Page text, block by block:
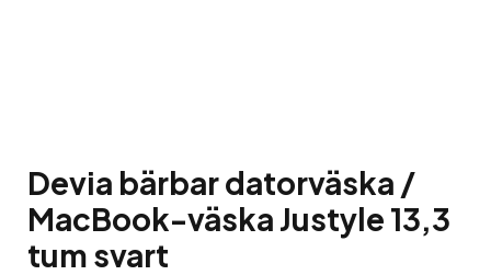
Devia bärbar datorväska /
MacBook-väska Justyle 13,3
tum svart